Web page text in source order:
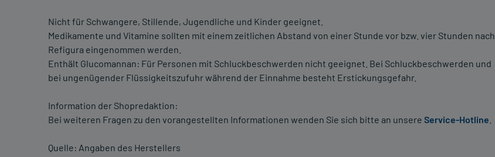
Nicht für Schwangere, Stillende, Jugendliche und Kinder geeignet.
Medikamente und Vitamine sollten mit einem zeitlichen Abstand von einer Stunde vor bzw. vier Stunden nach
Refigura eingenommen werden.
Enthält Glucomannan: Für Personen mit Schluckbeschwerden nicht geeignet. Bei Schluckbeschwerden und
bei ungenügender Flüssigkeitszufuhr während der Einnahme besteht Erstickungsgefahr.
Information der Shopredaktion:
Bei weiteren Fragen zu den vorangestellten Informationen wenden Sie sich bitte an unsere Service-Hotline
Quelle: Angaben des Herstellers